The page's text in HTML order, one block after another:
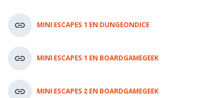
MINI ESCAPES 1 EN DUNGEONDICE
MINI ESCAPES 1 EN BOARDGAMEGEEK
MINI ESCAPES 2 EN BOARDGAMEGEEK